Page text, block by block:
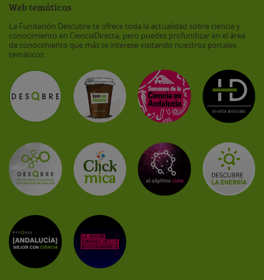
Web temáticas
La Fundación Descubre te ofrece toda la actualidad sobre ciencia y
conocimiento en CienciaDirecta, pero puedes profundizar en el área
de conocimiento que más te interese visitando nuestros portales
temáticos: